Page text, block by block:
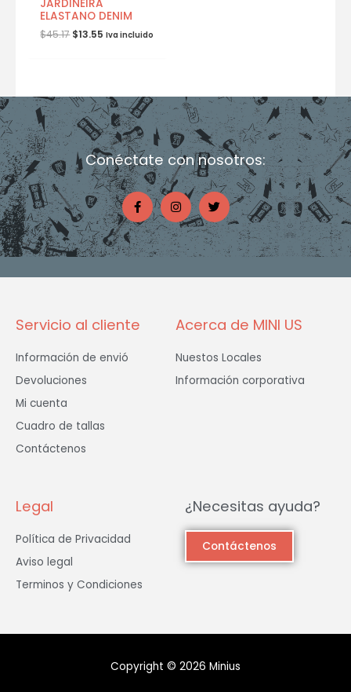
JARDINEIRA
ELASTANO DENIM
$45.17 $13.55 Iva incluido
Conéctate con nosotros:
F
a
c
e
b
o
o
I
n
s
t
a
g
r
T
w
i
t
t
e
Servicio al cliente
Información de envió
Devoluciones
Mi cuenta
Cuadro de tallas
Contáctenos
Acerca de MINI US
Nuestos Locales
Información corporativa
Legal
Política de Privacidad
Aviso legal
Terminos y Condiciones
¿Necesitas ayuda?
Contáctenos
Copyright © 2026 Minius